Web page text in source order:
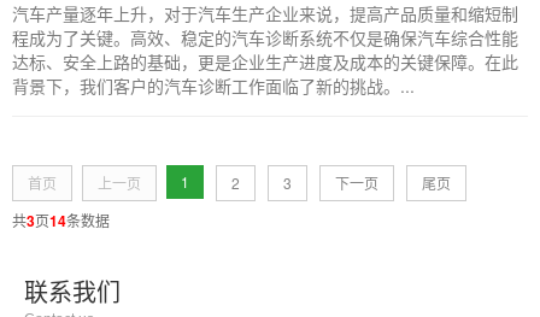
汽车产量逐年上升，对于汽车生产企业来说，提高产品质量和缩短制
程成为了关键。高效、稳定的汽车诊断系统不仅是确保汽车综合性能
达标、安全上路的基础，更是企业生产进度及成本的关键保障。在此
背景下，我们客户的汽车诊断工作面临了新的挑战。...
首页 上一页 1 2 3 下一页
尾页
共3页14条数据
联系我们